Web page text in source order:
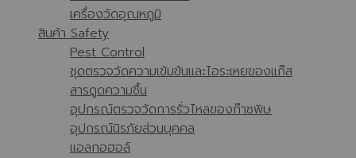
เครื่องวัดอุณหภูมิ
สินค้า Safety
Pest Control
ชุดตรวจวัดความเข้มข้นและไอระเหยของแก๊ส
สารดูดความชื้น
อุปกรณ์ตรวจวัดการรั่วไหลของก๊าซพิษ
อุปกรณ์นิรภัยส่วนบุคคล
แอลกอฮอล์